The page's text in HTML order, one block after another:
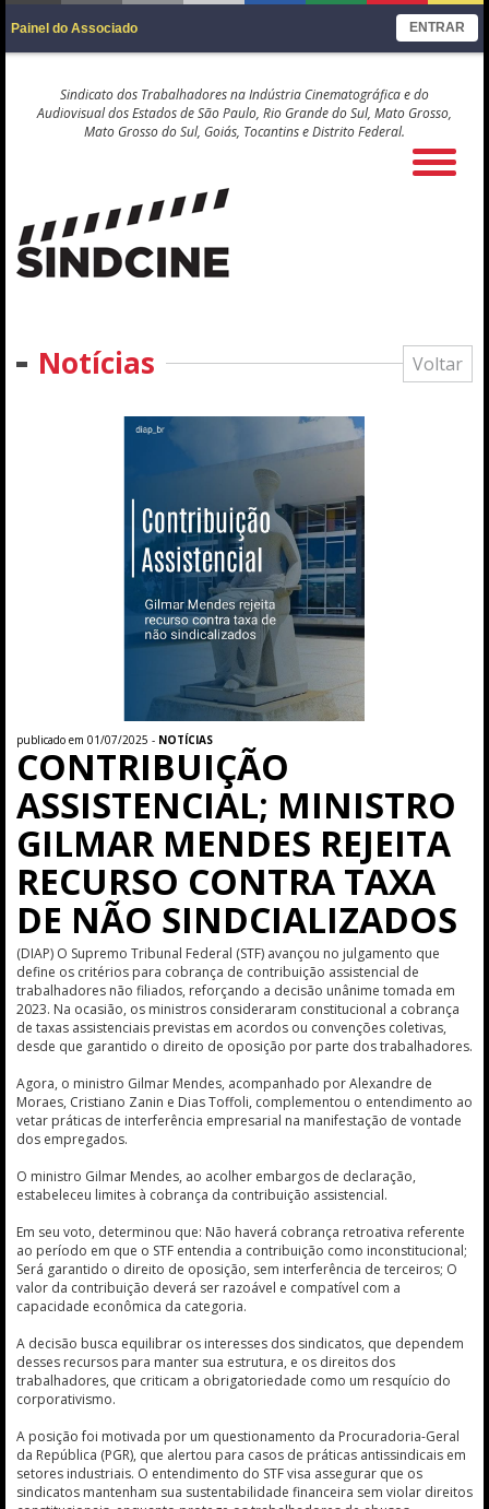
Painel do Associado ENTRAR
Sindicato dos Trabalhadores na Indústria Cinematográfica e do
Audiovisual dos Estados de São Paulo, Rio Grande do Sul, Mato Grosso,
Mato Grosso do Sul, Goiás, Tocantins e Distrito Federal.
Voltar
Notícias
publicado em 01/07/2025 - NOTÍCIAS
CONTRIBUIÇÃO
ASSISTENCIAL; MINISTRO
GILMAR MENDES REJEITA
RECURSO CONTRA TAXA
DE NÃO SINDCIALIZADOS
(DIAP) O Supremo Tribunal Federal (STF) avançou no julgamento que
define os critérios para cobrança de contribuição assistencial de
trabalhadores não filiados, reforçando a decisão unânime tomada em
2023. Na ocasião, os ministros consideraram constitucional a cobrança
de taxas assistenciais previstas em acordos ou convenções coletivas,
desde que garantido o direito de oposição por parte dos trabalhadores.
Agora, o ministro Gilmar Mendes, acompanhado por Alexandre de
Moraes, Cristiano Zanin e Dias Toffoli, complementou o entendimento ao
vetar práticas de interferência empresarial na manifestação de vontade
dos empregados.
O ministro Gilmar Mendes, ao acolher embargos de declaração,
estabeleceu limites à cobrança da contribuição assistencial.
Em seu voto, determinou que: Não haverá cobrança retroativa referente
ao período em que o STF entendia a contribuição como inconstitucional;
Será garantido o direito de oposição, sem interferência de terceiros; O
valor da contribuição deverá ser razoável e compatível com a
capacidade econômica da categoria.
A decisão busca equilibrar os interesses dos sindicatos, que dependem
desses recursos para manter sua estrutura, e os direitos dos
trabalhadores, que criticam a obrigatoriedade como um resquício do
corporativismo.
A posição foi motivada por um questionamento da Procuradoria-Geral
da República (PGR), que alertou para casos de práticas antissindicais em
setores industriais. O entendimento do STF visa assegurar que os
sindicatos mantenham sua sustentabilidade financeira sem violar direitos